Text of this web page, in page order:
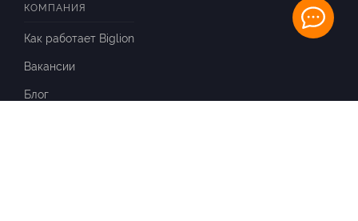
КОМПАНИЯ
Как работает Biglion
Вакансии
Блог